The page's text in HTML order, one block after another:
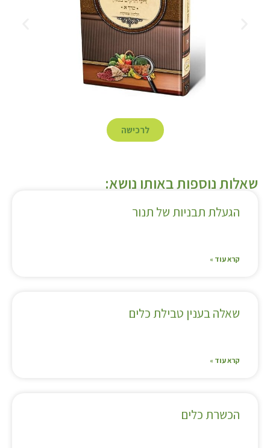
לרכישה
שאלות נוספות באותו נושא:
הגעלת תבניות של תנור
קרא עוד »
שאלה בענין טבילת כלים
קרא עוד »
הכשרת כלים